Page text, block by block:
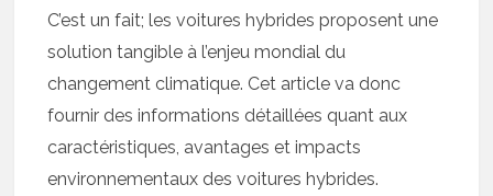
C’est un fait; les voitures hybrides proposent une
solution tangible à l’enjeu mondial du
changement climatique. Cet article va donc
fournir des informations détaillées quant aux
caractéristiques, avantages et impacts
environnementaux des voitures hybrides.